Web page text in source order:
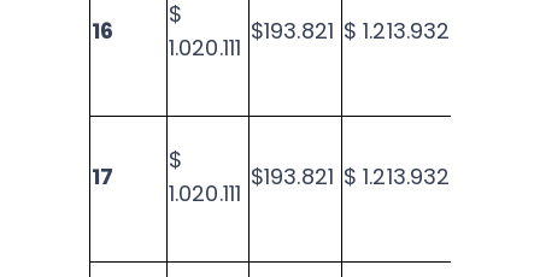
16
$
1.020.111
$193.821 $ 1.213.932
17
$
1.020.111
$193.821 $ 1.213.932